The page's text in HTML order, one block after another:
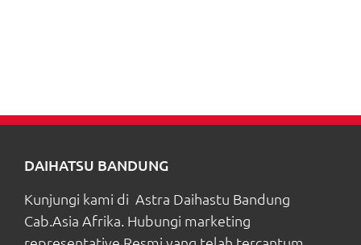
DAIHATSU BANDUNG
Kunjungi kami di Astra Daihastu Bandung
Cab.Asia Afrika. Hubungi marketing